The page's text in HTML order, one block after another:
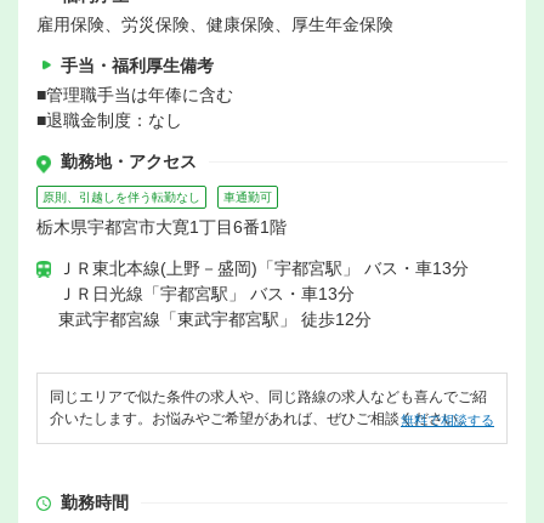
雇用保険、労災保険、健康保険、厚生年金保険
手当・福利厚生備考
■管理職手当は年俸に含む
■退職金制度：なし
勤務地・アクセス
原則、引越しを伴う転勤なし 車通勤可
栃木県宇都宮市大寛1丁目6番1階
ＪＲ東北本線(上野－盛岡)「宇都宮駅」 バス・車13分
ＪＲ日光線「宇都宮駅」 バス・車13分
東武宇都宮線「東武宇都宮駅」 徒歩12分
同じエリアで似た条件の求人や、同じ路線の求人なども喜んでご紹
介いたします。お悩みやご希望があれば、ぜひご相談ください。
無料で相談する
勤務時間